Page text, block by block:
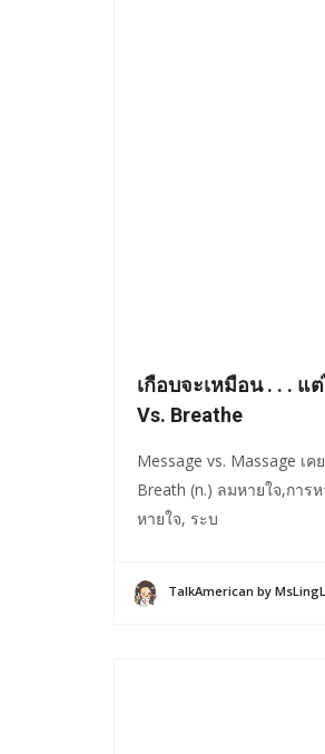
เกือบจะเหมือน . . . แ
Vs. Breathe
Message vs. Massage เ
Breath (n.) ลมหายใจ,การ
หายใจ, ระบ
TalkAmerican by